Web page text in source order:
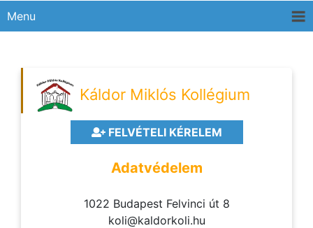
Menu
Káldor Miklós Kollégium
FELVÉTELI KÉRELEM
Adatvédelem
1022 Budapest Felvinci út 8
koli@kaldorkoli.hu